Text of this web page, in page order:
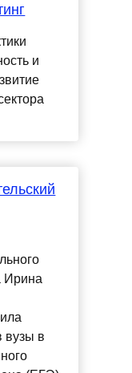
и
Ирина
вузы в